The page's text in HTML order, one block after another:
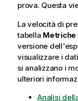
prova. Questa
La velocità di
tabella Metriche
versione
visualizzare i
si analizzano i
ulteriori
Analisi